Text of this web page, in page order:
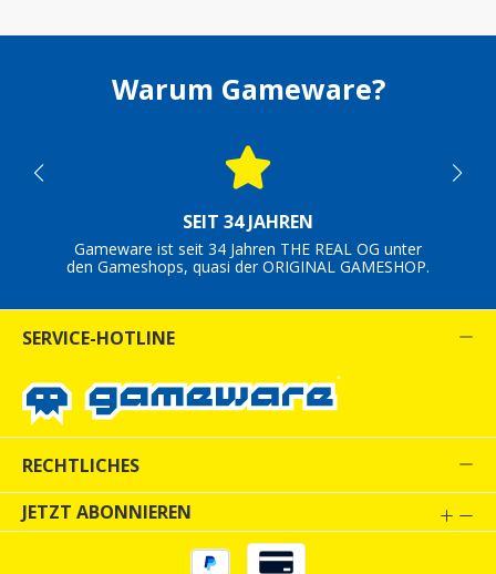
Warum Gameware?
SEIT 34 JAHREN
Gameware ist seit 34 Jahren THE REAL OG unter
den Gameshops, quasi der ORIGINAL GAMESHOP.
SERVICE-HOTLINE
RECHTLICHES
JETZT ABONNIEREN